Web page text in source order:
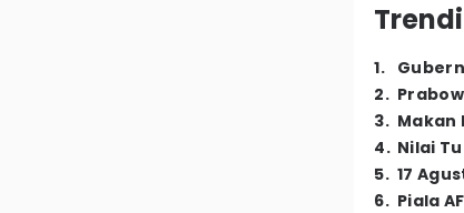
1.
2.
3. Makan
4. Nilai
5. 17
6. Piala